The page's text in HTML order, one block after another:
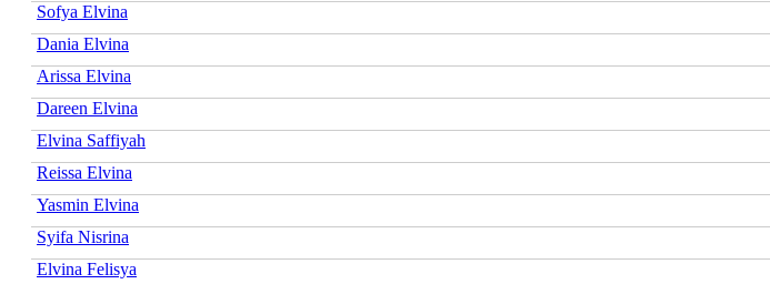
Sofya Elvina
Dania Elvina
Arissa Elvina
Dareen Elvina
Elvina Saffiyah
Reissa Elvina
Yasmin Elvina
Syifa Nisrina
Elvina Felisya